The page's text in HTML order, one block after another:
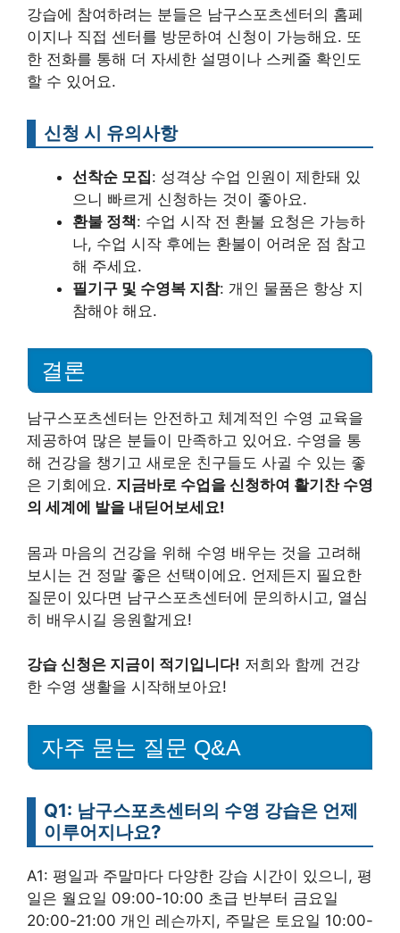
강습에 참여하려는 분들은 남구스포츠센터의 홈페
이지나 직접 센터를 방문하여 신청이 가능해요. 또
한 전화를 통해 더 자세한 설명이나 스케줄 확인도
할 수 있어요.
신청 시 유의사항
선착순 모집: 성격상 수업 인원이 제한돼 있
으니 빠르게 신청하는 것이 좋아요.
환불 정책: 수업 시작 전 환불 요청은 가능하
나, 수업 시작 후에는 환불이 어려운 점 참고
해 주세요.
필기구 및 수영복 지참: 개인 물품은 항상 지
참해야 해요.
결론
남구스포츠센터는 안전하고 체계적인 수영 교육을
제공하여 많은 분들이 만족하고 있어요. 수영을 통
해 건강을 챙기고 새로운 친구들도 사귈 수 있는 좋
은 기회에요. 지금바로 수업을 신청하여 활기찬 수영
의 세계에 발을 내딛어보세요!
몸과 마음의 건강을 위해 수영 배우는 것을 고려해
보시는 건 정말 좋은 선택이에요. 언제든지 필요한
질문이 있다면 남구스포츠센터에 문의하시고, 열심
히 배우시길 응원할게요!
강습 신청은 지금이 적기입니다! 저희와 함께 건강
한 수영 생활을 시작해보아요!
자주 묻는 질문 Q&A
Q1: 남구스포츠센터의 수영 강습은 언제
이루어지나요?
A1: 평일과 주말마다 다양한 강습 시간이 있으니, 평
일은 월요일 09:00-10:00 초급 반부터 금요일
20:00-21:00 개인 레슨까지, 주말은 토요일 10:00-